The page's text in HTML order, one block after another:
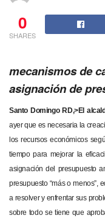
0
SHARES
mecanismos de
asignación de
Santo Domingo RD,>El
ayer que es necesaria la
los recursos económicos
tiempo para mejorar la
asignación del presupuesto
presupuesto “más o menos”,
a resolver y enfrentar sus
sobre todo se tiene que